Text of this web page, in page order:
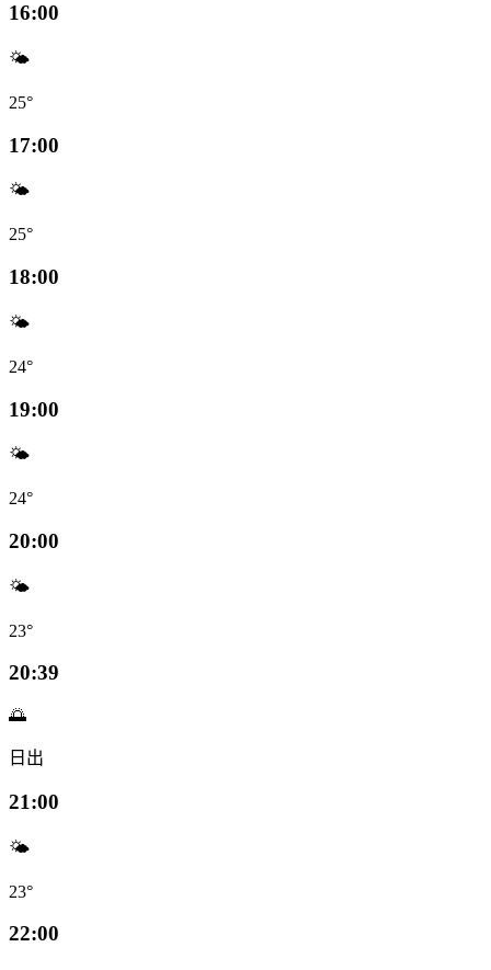
16:00
🌤️
25°
17:00
🌤️
25°
18:00
🌤️
24°
19:00
🌤️
24°
20:00
🌤️
23°
20:39
🌅
日出
21:00
🌤️
23°
22:00